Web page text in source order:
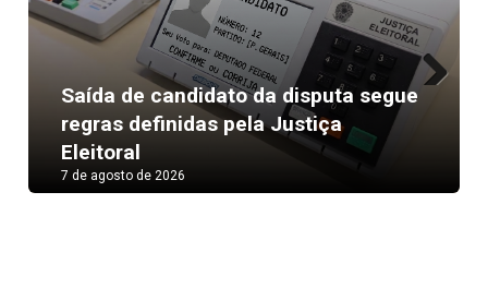
Saída de candidato da disputa segue
regras definidas pela Justiça
Eleitoral
7 de agosto de 2026